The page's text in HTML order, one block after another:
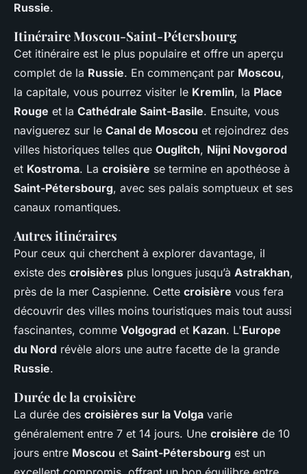
Russie.
Itinéraire Moscou-Saint-Pétersbourg
Cet itinéraire est le plus populaire et offre un aperçu
complet de la Russie. En commençant par Moscou,
la capitale, vous pourrez visiter le Kremlin, la Place
Rouge et la Cathédrale Saint-Basile. Ensuite, vous
naviguerez sur le Canal de Moscou et rejoindrez des
villes historiques telles que Ouglitch, Nijni Novgorod
et Kostroma. La croisière se termine en apothéose à
Saint-Pétersbourg, avec ses palais somptueux et ses
canaux romantiques.
Autres itinéraires
Pour ceux qui cherchent à explorer davantage, il
existe des croisières plus longues jusqu’à Astrakhan,
près de la mer Caspienne. Cette croisière vous fera
découvrir des villes moins touristiques mais tout aussi
fascinantes, comme Volgograd et Kazan. L'Europe
du Nord révèle alors une autre facette de la grande
Russie.
Durée de la croisière
La durée des croisières sur la Volga varie
généralement entre 7 et 14 jours. Une croisière de 10
jours entre Moscou et Saint-Pétersbourg est un